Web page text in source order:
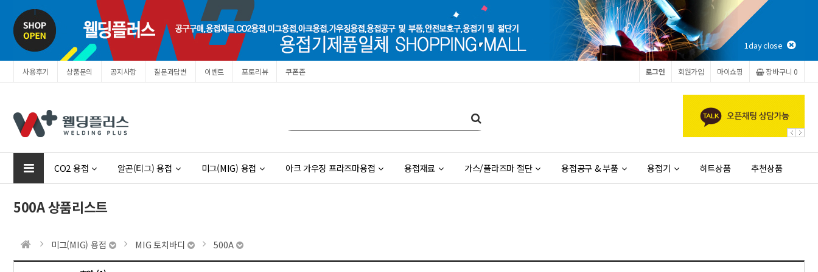
1day close
사용후기 상품문의 공지사항 질문과답변 이벤트 포토리뷰 쿠폰존 장바구니 0
마이쇼핑
회원가입
로그인
CO2 용접 알곤(티그) 용접 미그(MIG) 용접 아크 가우징 프라즈마용접 용접재료 가스/플라즈마 절단 용접공구 & 부품 용접기 히트상품 추천상품
500A 상품리스트
미그(MIG) 용접 MIG 토치바디 500A